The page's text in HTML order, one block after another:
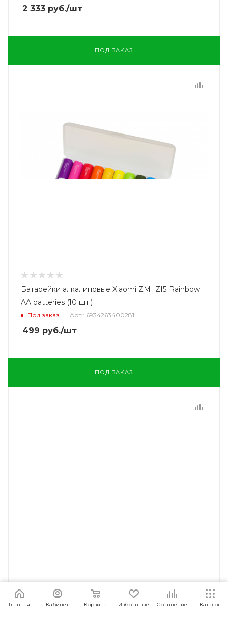
2 333 руб./шт
ПОД ЗАКАЗ
Батарейки алкалиновые Xiaomi ZMI ZI5 Rainbow
AA batteries (10 шт.)
Под заказ Арт.: 6934263400281
499 руб./шт
ПОД ЗАКАЗ
Главная Кабинет Корзина Избранные Сравнение Каталог